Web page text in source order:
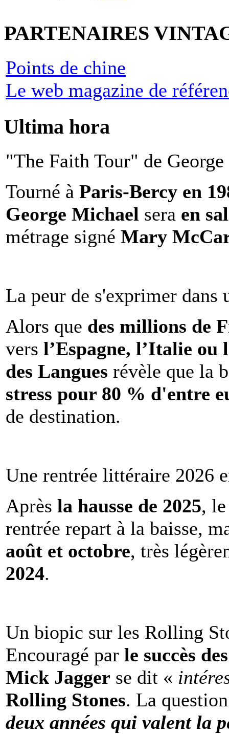
PARTENAIRES
Points de chine
Le web magazine de
Ultima hora
"The Faith Tour" de
Tourné à Paris-Bercy en
George Michael sera en
métrage signé Mary
La peur de s'exprimer dans
Alors que des millions de
vers l’Espagne, l’Italie ou
des Langues révèle que la
stress pour 80 % d'entre
de destination.
Une rentrée littéraire 2026
Après la hausse de 2025,
rentrée repart à la baisse,
août et octobre, très
2024.
Un biopic sur les Rolling
Encouragé par le succès
Mick Jagger se dit «
Rolling Stones. La
deux années qui valent la